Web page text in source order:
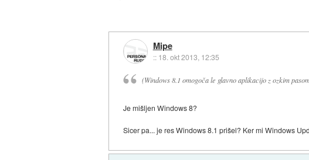
Mipe
:: 18. okt 2013, 12:35
(Windows 8.1 omogoča le glavno aplikacijo z ozkim
Je mišljen Windows 8?
Sicer pa... je res Windows 8.1 prišel? Ker mi Windows